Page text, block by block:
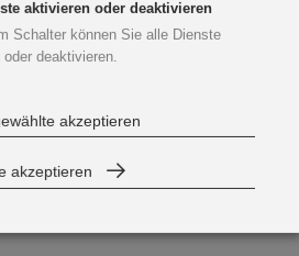
aktivieren oder deaktivieren
Schalter können Sie alle Dienste
deaktivieren.
akzeptieren
akzeptieren